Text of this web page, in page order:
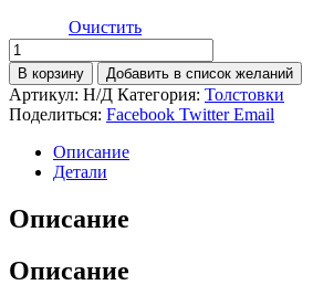
Очистить
Количество
товара
Лонгслив
из
нежного
хлопка,
сверхпрочного,
капюшоном
В корзину Добавить в список желаний
Артикул: Н/Д Категория: Толстовки
Поделиться: Facebook Twitter Email
Описание
Детали
Описание
Описание